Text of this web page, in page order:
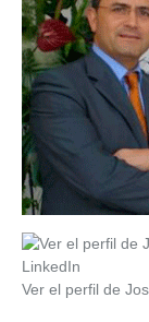
Ver el perfil de